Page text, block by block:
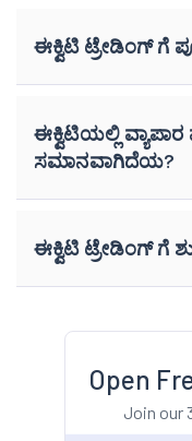
ಈಕ್ವಿಟಿ ಟ್ರೇಡಿಂಗ್ ಗೆ
ಈಕ್ವಿಟಿಯಲ್ಲಿ ವ್ಯಾಪಾರ
ಸಮಾನವಾಗಿದೆಯ?
ಈಕ್ವಿಟಿ ಟ್ರೇಡಿಂಗ್ ಗೆ
Open
Join our